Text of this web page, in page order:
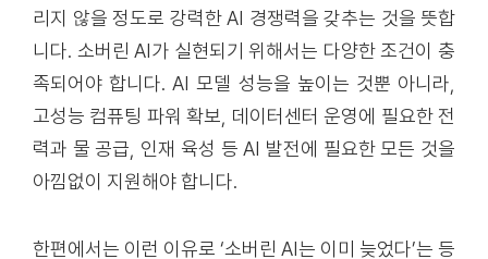
리지 않을 정도로 강력한 AI 경쟁력을 갖추는 것을 뜻합
니다. 소버린 AI가 실현되기 위해서는 다양한 조건이 충
족되어야 합니다. AI 모델 성능을 높이는 것뿐 아니라,
고성능 컴퓨팅 파워 확보, 데이터센터 운영에 필요한 전
력과 물 공급, 인재 육성 등 AI 발전에 필요한 모든 것을
아낌없이 지원해야 합니다.
한편에서는 이런 이유로 ‘소버린 AI는 이미 늦었다’는 등